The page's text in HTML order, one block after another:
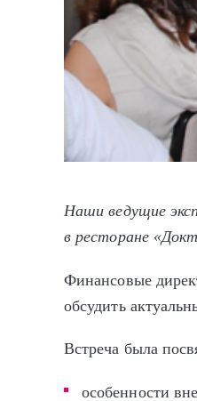
Наши ведущие
в ресторане
Финансовые
обсудить
Встреча была
особенности